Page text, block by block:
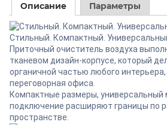
Описание Параметры
Стильный. Компактный.
Приточный очиститель воздуха
тканевом дизайн-корпусе, который
органичной частью любого
переговорная офиса.
Компактные размеры, универсальный
подключение расширяют границы по
пространстве.